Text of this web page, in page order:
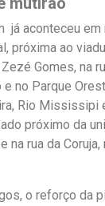
já aconteceu em
próxima ao
Gomes, na
no Parque
Rio Mississipi
próximo da
na rua da
o reforço da